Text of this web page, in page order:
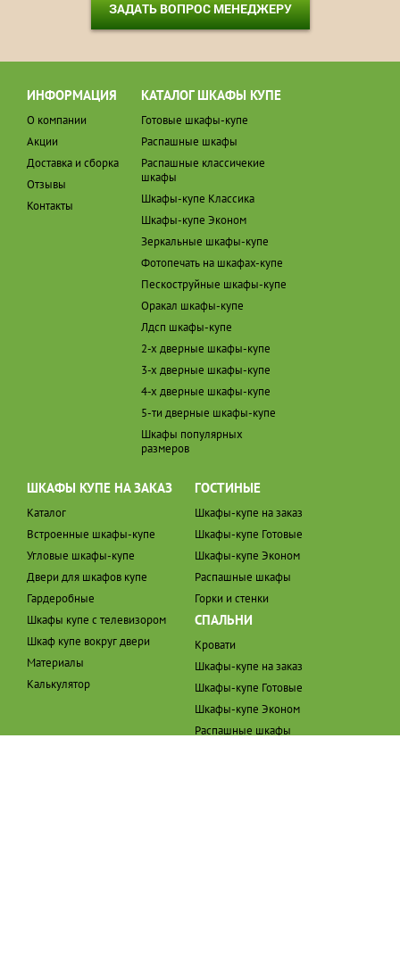
ЗАДАТЬ ВОПРОС МЕНЕДЖЕРУ
ИНФОРМАЦИЯ
О компании
Акции
Доставка и сборка
Отзывы
Контакты
КАТАЛОГ ШКАФЫ КУПЕ
Готовые шкафы-купе
Распашные шкафы
Распашные классичекие
шкафы
Шкафы-купе Классика
Шкафы-купе Эконом
Зеркальные шкафы-купе
Фотопечать на шкафах-купе
Пескоструйные шкафы-купе
Оракал шкафы-купе
Лдсп шкафы-купе
2-х дверные шкафы-купе
3-х дверные шкафы-купе
4-х дверные шкафы-купе
5-ти дверные шкафы-купе
Шкафы популярных
размеров
ШКАФЫ КУПЕ НА ЗАКАЗ
Каталог
Встроенные шкафы-купе
Угловые шкафы-купе
Двери для шкафов купе
Гардеробные
Шкафы купе с телевизором
Шкаф купе вокруг двери
Материалы
Калькулятор
ГОСТИНЫЕ
Шкафы-купе на заказ
Шкафы-купе Готовые
Шкафы-купе Эконом
Распашные шкафы
Горки и стенки
СПАЛЬНИ
Кровати
Шкафы-купе на заказ
Шкафы-купе Готовые
Шкафы-купе Эконом
Распашные шкафы